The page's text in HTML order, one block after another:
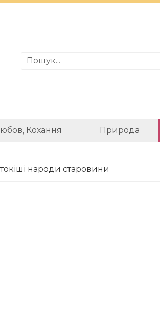
Кохання Природа
народи старовини